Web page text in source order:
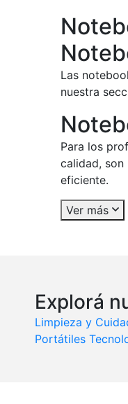
Las
nuestra
Para los
calidad, son
eficiente.
Ver más
Explorá
Limpieza y
Portátiles